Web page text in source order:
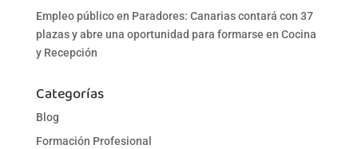
Empleo público en Paradores: Canarias contará con 37
plazas y abre una oportunidad para formarse en Cocina
y Recepción
Categorías
Blog
Formación Profesional